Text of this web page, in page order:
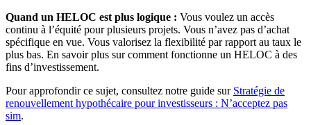
Quand un HELOC est plus logique : Vous voulez un accès
continu à l’équité pour plusieurs projets. Vous n’avez pas d’achat
spécifique en vue. Vous valorisez la flexibilité par rapport au taux le
plus bas. En savoir plus sur comment fonctionne un HELOC à des
fins d’investissement.
Pour approfondir ce sujet, consultez notre guide sur Stratégie de
renouvellement hypothécaire pour investisseurs : N’acceptez pas
sim.